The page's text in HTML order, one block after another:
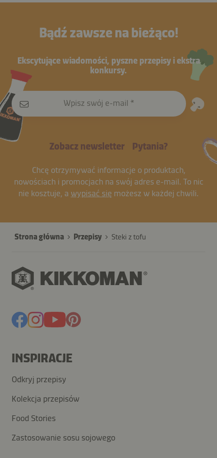
Bądź zawsze na bieżąco!
Ekscytujące wiadomości, pyszne przepisy i ekstra
konkursy.
Wpisz swój e-mail
Zobacz newsletter Pytania?
Chcę otrzymywać informacje o produktach,
nowościach i promocjach na swój adres e-mail. To nic
nie kosztuje, a wypisać się możesz w każdej chwili.
Strona główna Przepisy Steki z tofu
INSPIRACJE
Odkryj przepisy
Kolekcja przepisów
Food Stories
Zastosowanie sosu sojowego